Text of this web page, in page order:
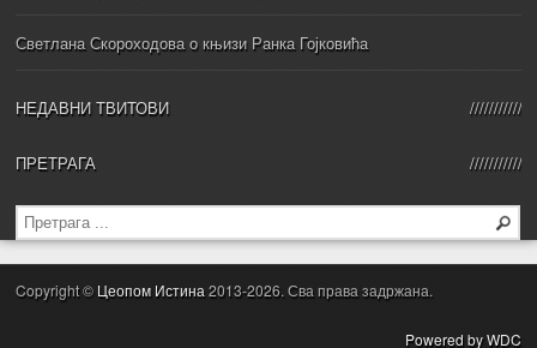
Светлана Скороходова о књизи Ранка Гојковића
НЕДАВНИ ТВИТОВИ
ПРЕТРАГА
Copyright © Цеопом Истина2013-2026. Сва права задржана.
Powered by WDC